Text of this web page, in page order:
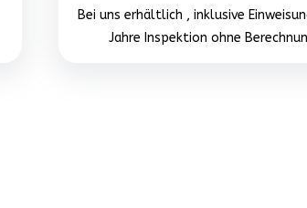
Bei uns erhältlich , inklusive
Jahre Inspektion ohne